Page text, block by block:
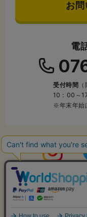
お
電
受付時間
10：00～
※年末年始
Copyright © 2005-